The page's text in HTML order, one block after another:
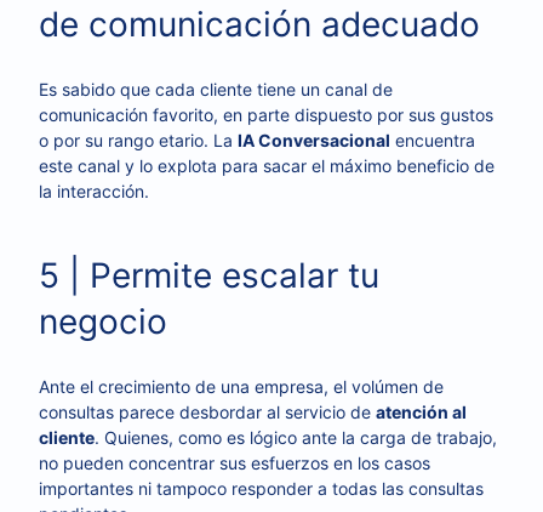
de comunicación adecuado
Es sabido que cada cliente tiene un canal de
comunicación favorito, en parte dispuesto por sus gustos
o por su rango etario. La IA Conversacional encuentra
este canal y lo explota para sacar el máximo beneficio de
la interacción.
5 | Permite escalar tu
negocio
Ante el crecimiento de una empresa, el volúmen de
consultas parece desbordar al servicio de atención al
cliente. Quienes, como es lógico ante la carga de trabajo,
no pueden concentrar sus esfuerzos en los casos
importantes ni tampoco responder a todas las consultas